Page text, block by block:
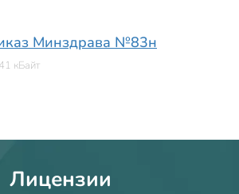
Минздрава №83н
кБайт
Лицензии